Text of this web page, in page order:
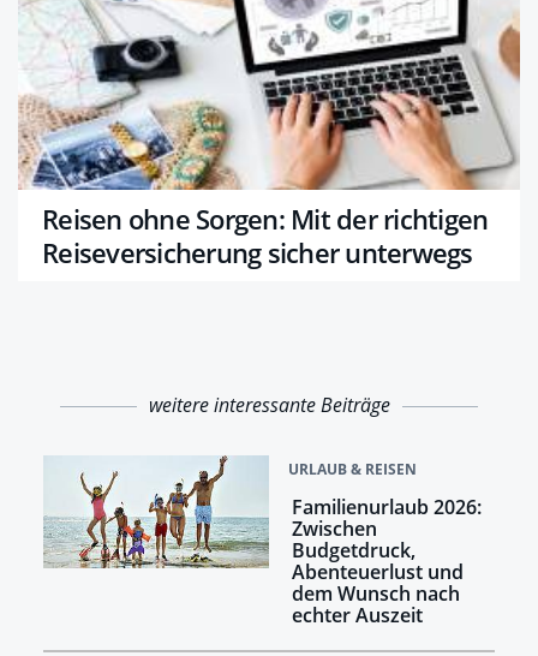
Reisen ohne Sorgen: Mit der richtigen
Reiseversicherung sicher unterwegs
weitere interessante Beiträge
URLAUB & REISEN
Familienurlaub 2026:
Zwischen
Budgetdruck,
Abenteuerlust und
dem Wunsch nach
echter Auszeit